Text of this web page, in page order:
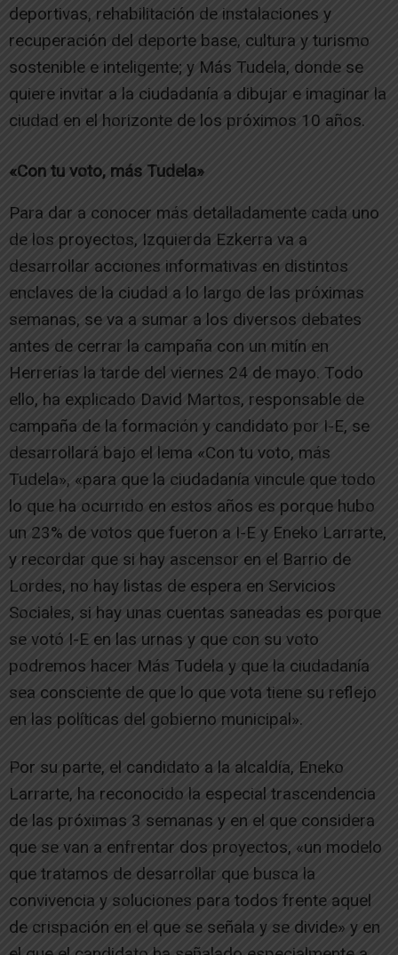
deportivas, rehabilitación de instalaciones y
recuperación del deporte base, cultura y turismo
sostenible e inteligente; y Más Tudela, donde se
quiere invitar a la ciudadanía a dibujar e imaginar la
ciudad en el horizonte de los próximos 10 años.
«Con tu voto, más Tudela»
Para dar a conocer más detalladamente cada uno
de los proyectos, Izquierda Ezkerra va a
desarrollar acciones informativas en distintos
enclaves de la ciudad a lo largo de las próximas
semanas, se va a sumar a los diversos debates
antes de cerrar la campaña con un mitín en
Herrerías la tarde del viernes 24 de mayo. Todo
ello, ha explicado David Martos, responsable de
campaña de la formación y candidato por I-E, se
desarrollará bajo el lema «Con tu voto, más
Tudela», «para que la ciudadanía vincule que todo
lo que ha ocurrido en estos años es porque hubo
un 23% de votos que fueron a I-E y Eneko Larrarte,
y recordar que si hay ascensor en el Barrio de
Lordes, no hay listas de espera en Servicios
Sociales, si hay unas cuentas saneadas es porque
se votó I-E en las urnas y que con su voto
podremos hacer Más Tudela y que la ciudadanía
sea consciente de que lo que vota tiene su reflejo
en las políticas del gobierno municipal».
Por su parte, el candidato a la alcaldía, Eneko
Larrarte, ha reconocido la especial trascendencia
de las próximas 3 semanas y en el que considera
que se van a enfrentar dos proyectos, «un modelo
que tratamos de desarrollar que busca la
convivencia y soluciones para todos frente aquel
de crispación en el que se señala y se divide» y en